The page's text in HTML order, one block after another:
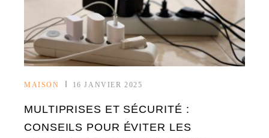
MAISON 16 JANVIER 2025
MULTIPRISES ET SÉCURITÉ :
CONSEILS POUR ÉVITER LES